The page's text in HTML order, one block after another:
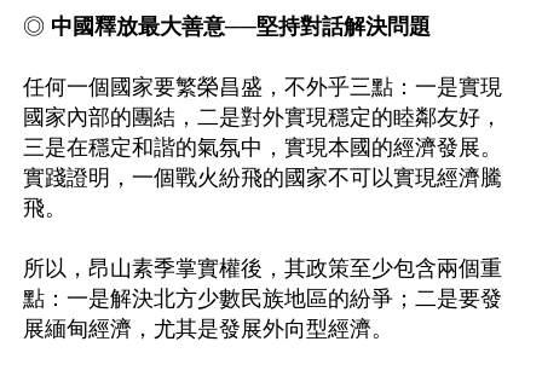
◎ 中國釋放最大善意──堅持對話解決問題
任何一個國家要繁榮昌盛，不外乎三點：一是實現
國家內部的團結，二是對外實現穩定的睦鄰友好，
三是在穩定和諧的氣氛中，實現本國的經濟發展。
實踐證明，一個戰火紛飛的國家不可以實現經濟騰
飛。
所以，昂山素季掌實權後，其政策至少包含兩個重
點：一是解決北方少數民族地區的紛爭；二是要發
展緬甸經濟，尤其是發展外向型經濟。